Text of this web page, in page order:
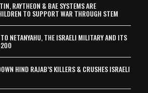
RAYTHEON & BAE SYSTEMS ARE
TO SUPPORT WAR THROUGH STEM
NETANYAHU, THE ISRAELI MILITARY AND ITS
HIND RAJAB’S KILLERS & CRUSHES ISRAELI